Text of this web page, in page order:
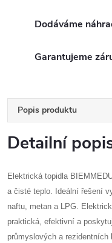
Dodáváme
Garantujeme
Popis produktu
Detailní
Elektrická topidla
a čisté teplo. Ideální řešení
naftu, metan a LPG.
praktická, efektivní a
průmyslových a rezidentních